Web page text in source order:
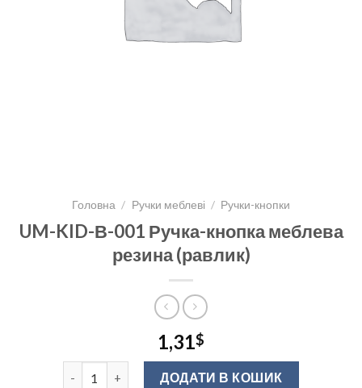
Головна / Ручки меблеві / Ручки-кнопки
UM-KID-В-001 Ручка-кнопка меблева
резина (равлик)
1,31$
UM-KID-В-001 Ручка-кнопка меблева резина
ДОДАТИ В КОШИК